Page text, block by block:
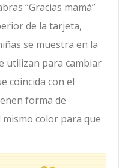
“Gracias mamá”
de la tarjeta,
se muestra en la
utilizan para cambiar
coincida con el
forma de
color para que